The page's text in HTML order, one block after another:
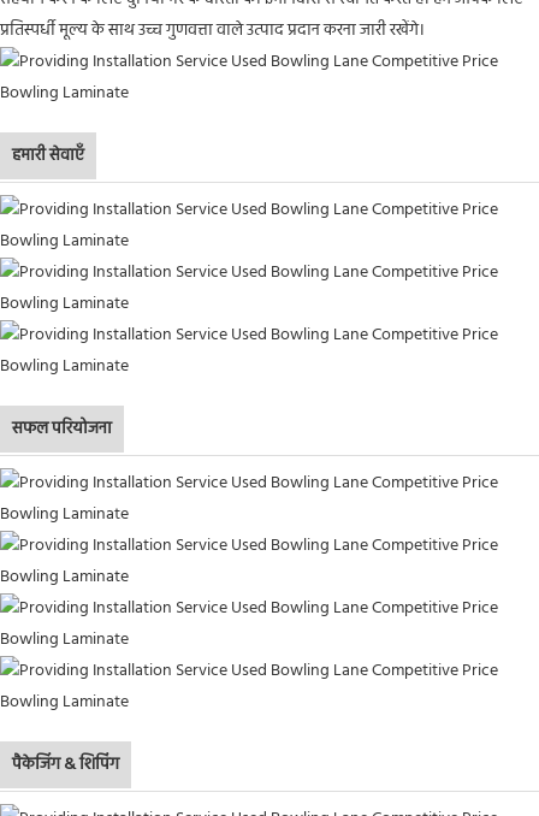
प्रतिस्पर्धी मूल्य के साथ उच्च गुणवत्ता वाले उत्पाद प्रदान करना जारी रखेंगे।
हमारी सेवाएँ
सफल परियोजना
पैकेजिंग & शिपिंग